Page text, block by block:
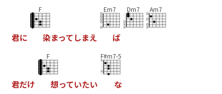
君に
F
染まってしまえ
Em7
ば
Dm7 Am7
君だけ
F
想っていたい
F#m7-5
な